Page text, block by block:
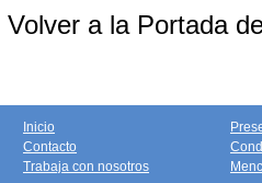
Volver a la Portada
Inicio
Contacto
Trabaja con nosotros